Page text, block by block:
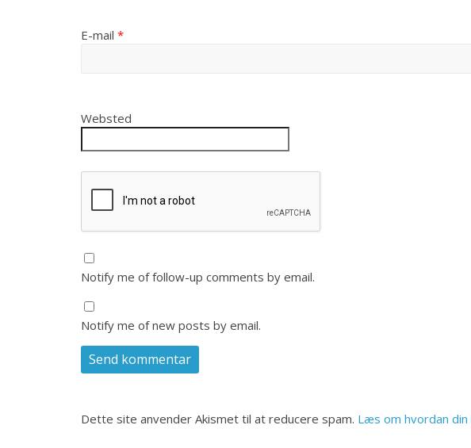
E-mail *
Websted
Notify me of follow-up comments by email.
Notify me of new posts by email.
Dette site anvender Akismet til at reducere spam. Læs om hvordan